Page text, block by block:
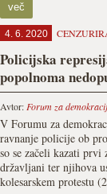
več
4. 6. 2020
Policijska
popolnoma
Avtor: Forum za
V Forumu za
ravnanje policije ob
so se začeli kazati
državljani ter njihova
kolesarskem protestu